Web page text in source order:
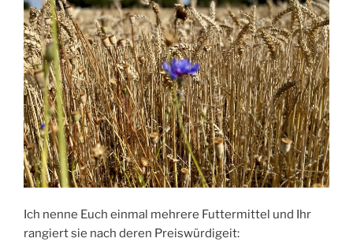
Ich nenne Euch einmal mehrere Futtermittel und Ihr
rangiert sie nach deren Preiswürdigeit: